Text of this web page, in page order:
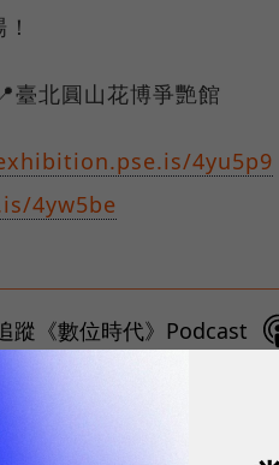
臺北圓山花博爭艷館
4yu5p9
4yw5be
蹤《數位時代》Podcast